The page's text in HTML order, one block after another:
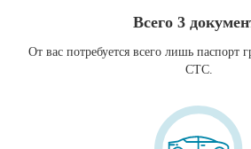
Всего 3
От вас потребуется всего лишь
СТС.